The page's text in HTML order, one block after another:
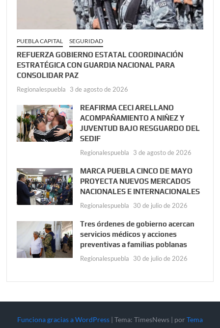
PUEBLA CAPITAL SEGURIDAD
REFUERZA GOBIERNO ESTATAL COORDINACIÓN
ESTRATÉGICA CON GUARDIA NACIONAL PARA
CONSOLIDAR PAZ
Regionalespuebla 3 de agosto de 2026
REAFIRMA CECI ARELLANO
ACOMPAÑAMIENTO A NIÑEZ Y
JUVENTUD BAJO RESGUARDO DEL
SEDIF
Regionalespuebla 3 de agosto de 2026
MARCA PUEBLA CINCO DE MAYO
PROYECTA NUEVOS MERCADOS
NACIONALES E INTERNACIONALES
Regionalespuebla 30 de julio de 2026
Tres órdenes de gobierno acercan
servicios médicos y acciones
preventivas a familias poblanas
Regionalespuebla 30 de julio de 2026
Funciona gracias a WordPress | Tema: TimesNews | por Tema